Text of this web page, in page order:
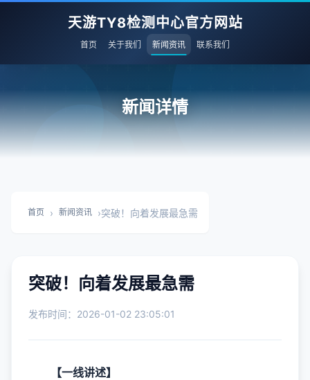
天游TY8检测中心官方网站
首页 关于我们 新闻资讯 联系我们
新闻详情
首页 › 新闻资讯 ›突破！向着发展最急需
突破！向着发展最急需
发布时间：2026-01-02 23:05:01
【一线讲述】